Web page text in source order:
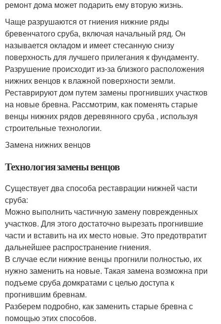
ремонт дома может подарить ему вторую жизнь.
Чаще разрушаются от гниения нижние ряды
бревенчатого сруба, включая начальный ряд. Он
называется окладом и имеет стесанную снизу
поверхность для лучшего прилегания к фундаменту.
Разрушение происходит из-за близкого расположения
нижних венцов к влажной поверхности земли.
Реставрируют дом путем замены прогнивших участков
на новые бревна. Рассмотрим, как поменять старые
венцы нижних рядов деревянного сруба , используя
строительные технологии.
Замена нижних венцов
Технология замены венцов
Существует два способа реставрации нижней части
сруба:
Можно выполнить частичную замену поврежденных
участков. Для этого достаточно вырезать прогнившие
части и вставить на их место новые. Это предотвратит
дальнейшее распространение гниения.
В случае если нижние венцы прогнили полностью, их
нужно заменить на новые. Такая замена возможна при
подъеме сруба домкратами с целью доступа к
прогнившим бревнам.
Разберем подробно, как заменить старые бревна с
помощью этих способов.